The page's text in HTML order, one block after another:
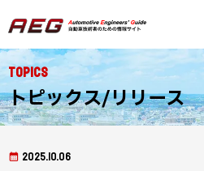
Topics
トピックス/リリース
2025.10.06